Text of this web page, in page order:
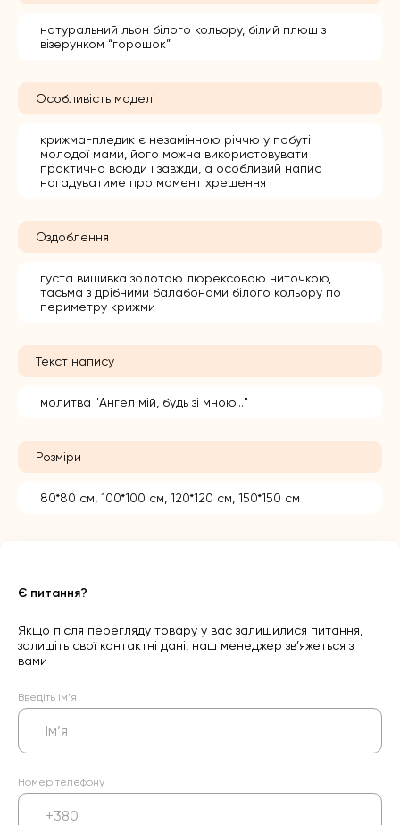
натуральний льон білого кольору, білий плюш з
візерунком “горошок”
Особливість моделі
крижма-пледик є незамінною річчю у побуті
молодої мами, його можна використовувати
практично всюди і завжди, а особливий напис
нагадуватиме про момент хрещення
Оздоблення
густа вишивка золотою люрексовою ниточкою,
тасьма з дрібними балабонами білого кольору по
периметру крижми
Текст напису
молитва "Ангел мій, будь зі мною..."
Розміри
80*80 см, 100*100 см, 120*120 см, 150*150 см
Є питання?
Якщо після перегляду товару у вас залишилися питання,
залишіть свої контактні дані, наш менеджер зв’яжеться з
вами
Введіть ім’я
Номер телефону